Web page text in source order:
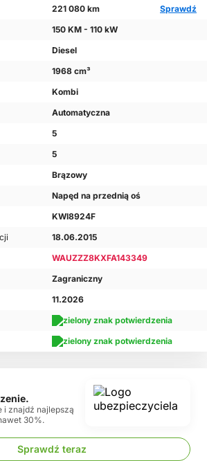
221 080 km
Sprawdź
150 KM - 110 kW
Diesel
1968 cm³
Kombi
Automatyczna
5
5
Brązowy
Napęd na przednią oś
KWI8924F
18.06.2015
WAUZZZ8KXFA143349
Zagraniczny
11.2026
i znajdź najlepszą
30%.
Sprawdź teraz